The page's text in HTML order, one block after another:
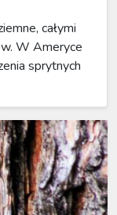
całymi
W Ameryce
sprytnych